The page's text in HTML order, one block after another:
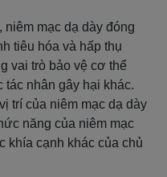
niêm mạc dạ dày đóng
tiêu hóa và hấp thụ
vai trò bảo vệ cơ thể
tác nhân gây hại khác.
trí của niêm mạc dạ dày
năng của niêm mạc
khía cạnh khác của chủ